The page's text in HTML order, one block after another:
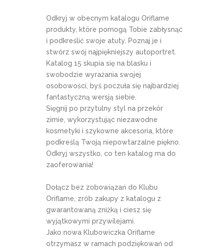
Odkryj w obecnym katalogu Oriflame
produkty, które pomogą Tobie zabłysnąć
i podkreślić swoje atuty. Poznaj je i
stwórz swój najpiękniejszy autoportret.
Katalog 15 skupia się na blasku i
swobodzie wyrażania swojej
osobowości, byś poczuła się najbardziej
fantastyczną wersją siebie.
Sięgnij po przytulny styl na przekór
zimie, wykorzystując niezawodne
kosmetyki i szykowne akcesoria, które
podkreślą Twoją niepowtarzalne piękno.
Odkryj wszystko, co ten katalog ma do
zaoferowania!
Dołącz bez zobowiązań do Klubu
Oriflame, zrób zakupy z katalogu z
gwarantowaną zniżką i ciesz się
wyjątkowymi przywilejami.
Jako nowa Klubowiczka Oriflame
otrzymasz w ramach podziękowań od